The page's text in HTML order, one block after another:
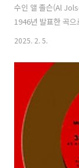
수인 앨 졸슨(Al
1946년 발표한 곡
한 가수들이 무더기
Miller)가 참여한 게
Larks)의 버전은 3
Weston)의 버전은
바노비치(Ion
2025. 2. 5.